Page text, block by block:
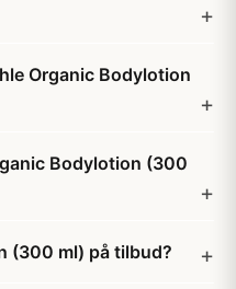
Organic Bodylotion
Bodylotion (300
(300 ml) på tilbud?